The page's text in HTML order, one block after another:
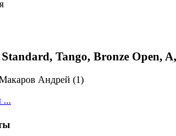
Standard, Tango, Bronze Open,
Андрей (1)
...